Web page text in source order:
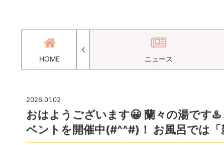
HOME ニュース
2026.01.02
おはようございます😀 蘭々の湯です
ベントを開催中(#^^#)！ お風呂では